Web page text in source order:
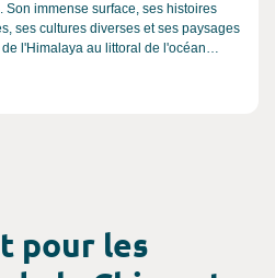
ses cultures diverses et ses paysages
l'Himalaya au littoral de l'océan
pour les